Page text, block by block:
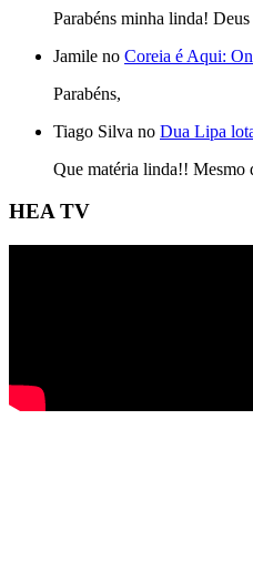
Parabéns minha linda! Deus
Jamile no Coreia é Aqui:
Parabéns,
Tiago Silva no Dua Lipa
Que matéria linda!! Mesmo
HEA TV